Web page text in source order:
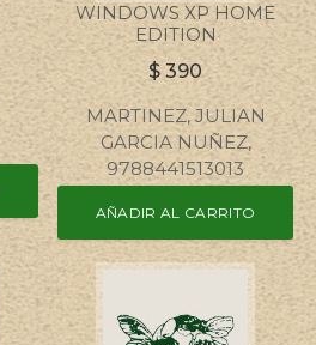
WINDOWS XP HOME
EDITION
$ 390
MARTINEZ, JULIAN
GARCIA NUÑEZ,
9788441513013
AÑADIR AL CARRITO